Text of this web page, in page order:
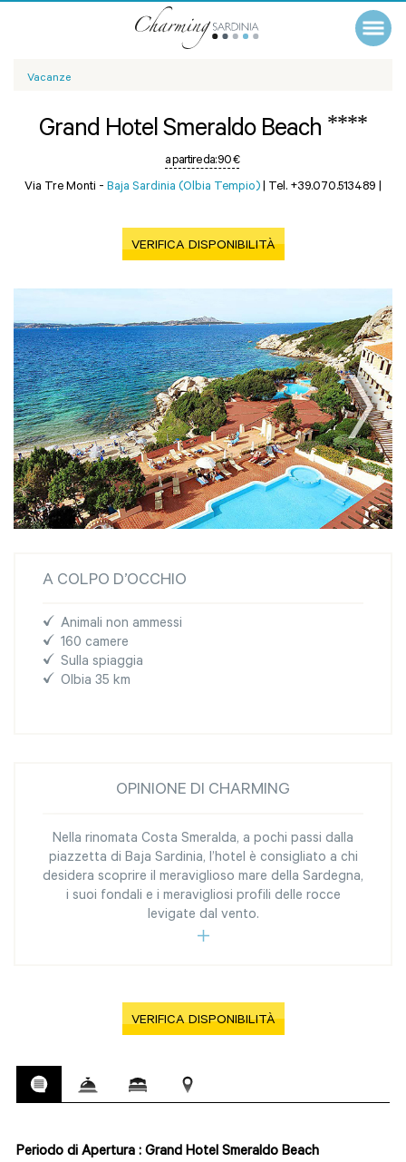
Vacanze
Grand Hotel Smeraldo Beach ****
a partire da:90 €
Via Tre Monti - Baja Sardinia (Olbia Tempio) | Tel. +39.070.513489 |
VERIFICA DISPONIBILITÀ
A COLPO D’OCCHIO
Animali non ammessi
160 camere
Sulla spiaggia
Olbia 35 km
OPINIONE DI CHARMING
Nella rinomata Costa Smeralda, a pochi passi dalla
piazzetta di Baja Sardinia, l’hotel è consigliato a chi
desidera scoprire il meraviglioso mare della Sardegna,
i suoi fondali e i meravigliosi profili delle rocce
levigate dal vento.
VERIFICA DISPONIBILITÀ
Periodo di Apertura : Grand Hotel Smeraldo Beach